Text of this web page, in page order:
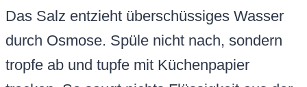
Das Salz entzieht überschüssiges Wasser
durch Osmose. Spüle nicht nach, sondern
tropfe ab und tupfe mit Küchenpapier